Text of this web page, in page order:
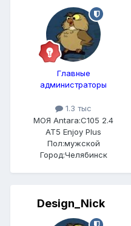
Главные
администраторы
1.3 тыс
МОЯ Antara:C105 2.4
AT5 Enjoy Plus
Пол:мужской
Город:Челябинск
Design_Nick